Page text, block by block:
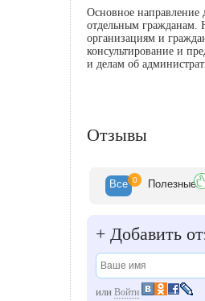
Основное направление
отдельным
организациям и
консультирование и
и делам об
Отзывы
Все 0 Полезные
+ Добавить
или Войти